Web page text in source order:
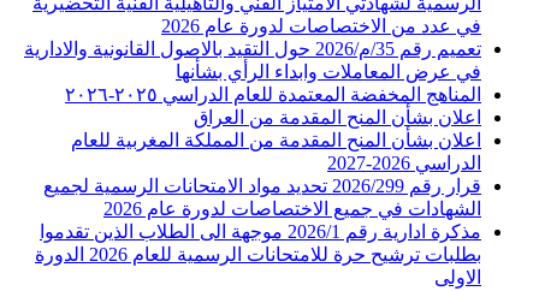
في عدد من الاختصاصات لدورة عام 2026
تعميم رقم 35/م/2026 حول التقيد بالاصول القانونية والادارية
في عرض المعاملات وابداء الرأي بشأنها
المناهج المخفضة المعتمدة للعام الدراسي ٢٠٢٥-٢٠٢٦
اعلان بشأن المنح المقدمة من العراق
اعلان بشأن المنح المقدمة من المملكة المغربية للعام
الدراسي 2026-2027
قرار رقم 2026/299 تحديد مواد الامتحانات الرسمية لجميع
الشهادات في جميع الاختصاصات لدورة عام 2026
مذكرة ادارية رقم 2026/1 موجهة الى الطلاب الذين تقدموا
بطلبات ترشيح حرة للامتحانات الرسمية للعام 2026 الدورة
الاولى